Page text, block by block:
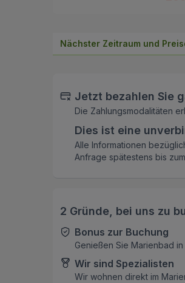
Nächster Zeitraum und
Jetzt bezahlen Sie
Die Zahlungsmodalitäten
Dies ist eine
Alle Informationen
Anfrage spätestens bis
2 Gründe, bei uns zu
Bonus zur Buchung
Genießen Sie Marienbad
Wir sind Spezialisten
Wir wohnen direkt im